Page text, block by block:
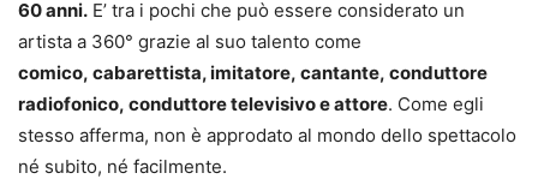
60 anni. E’ tra i pochi che può essere considerato un
artista a 360° grazie al suo talento come
comico, cabarettista, imitatore, cantante, conduttore
radiofonico, conduttore televisivo e attore. Come egli
stesso afferma, non è approdato al mondo dello spettacolo
né subito, né facilmente.